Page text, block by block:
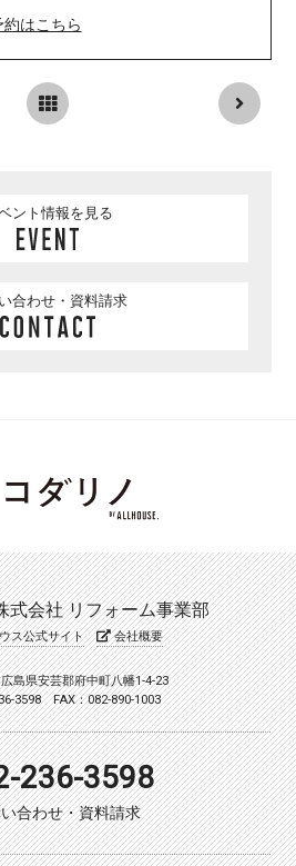
はこちら
ント情報を見る
合わせ・資料請求
式会社 リフォーム事業部
ス公式サイト 会社概要
島県安芸郡府中町八幡1-4-23
3598 FAX：082-890-1003
236-3598
合わせ・資料請求